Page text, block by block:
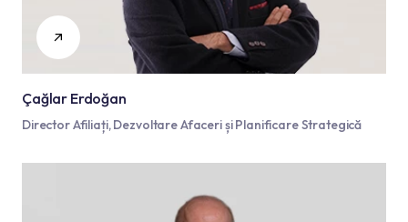
Çağlar Erdoğan
Director Afiliați, Dezvoltare Afaceri și Planificare Strategică